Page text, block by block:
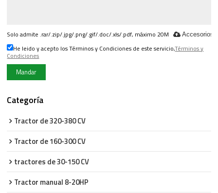
Solo admite .rar/.zip/.jpg/.png/.gif/.doc/.xls/.pdf, máximo 20M Accesorios
He leido y acepto los Términos y Condiciones de este servicio,Términos y
Condiciones
Mandar
Categoría
Tractor de 320-380 CV
Tractor de 160-300 CV
tractores de 30-150 CV
Tractor manual 8-20HP